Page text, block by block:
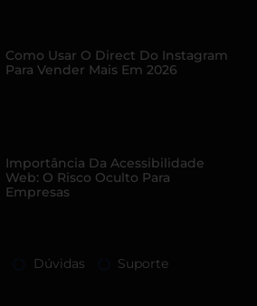
Como Usar O Direct Do Instagram
Para Vender Mais Em 2026
Importância Da Acessibilidade
Web: O Risco Oculto Para
Empresas
Dúvidas Suporte